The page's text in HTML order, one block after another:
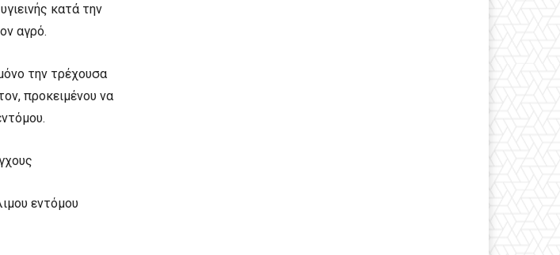
κατά την
αγρό.
την τρέχουσα
προκειμένου να
εντόμου